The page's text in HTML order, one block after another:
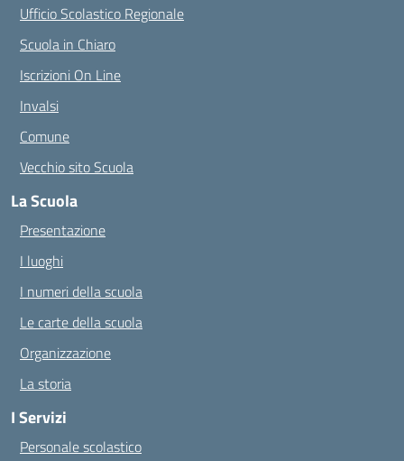
Ufficio Scolastico Regionale
Scuola in Chiaro
Iscrizioni On Line
Invalsi
Comune
Vecchio sito Scuola
La Scuola
Presentazione
I luoghi
I numeri della scuola
Le carte della scuola
Organizzazione
La storia
I Servizi
Personale scolastico